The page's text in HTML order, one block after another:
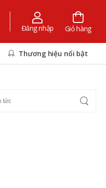
Đăng nhập Giỏ hàng
Thương hiệu nổi bật